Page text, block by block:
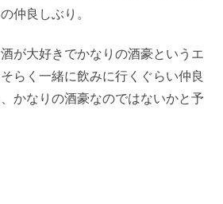
仲良しぶり。
が大好きでかなりの酒豪というエ
らく一緒に飲みに行くぐらい仲良
かなりの酒豪なのではないかと予